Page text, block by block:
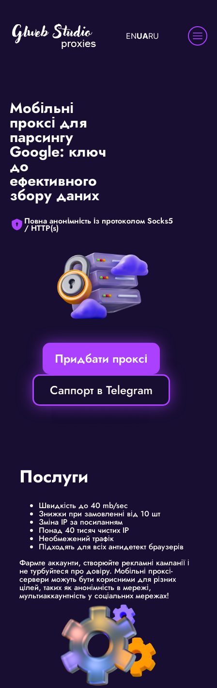
ENUARU
Мобільні
проксі для
парсингу
Google: ключ
до
ефективного
збору даних
Повна анонімність із протоколом Socks5
/ HTTP(s)
Придбати проксі
Саппорт в Telegram
Послуги
Швидкість до 40 mb/sec
Знижки при замовленні від 10 шт
Зміна IP за посиланням
Понад 40 тисяч чистих IP
Необмежений трафік
Підходять для всіх антидетект браузерів
Фармте аккаунти, створюйте рекламні кампанії і
не турбуйтеся про довіру. Мобільні проксі-
сервери можуть бути корисними для різних
цілей, таких як анонімність в мережі,
мультиаккаунтність у соціальних мережах!